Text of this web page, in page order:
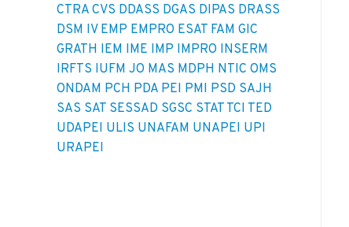
CTRA CVS DDASS DGAS DIPAS DRASS
DSM IV EMP EMPRO ESAT FAM GIC
GRATH IEM IME IMP IMPRO INSERM
IRFTS IUFM JO MAS MDPH NTIC OMS
ONDAM PCH PDA PEI PMI PSD SAJH
SAS SAT SESSAD SGSC STAT TCI TED
UDAPEI ULIS UNAFAM UNAPEI UPI
URAPEI